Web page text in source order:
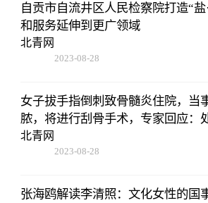
自贡市自流井区人民检察院打造“
和服务延伸到更广领域
北青网
2023-08-28
女子拔手指倒刺致骨髓炎住院，当
脓，将进行刮骨手术，专家回应：
肢风险
北青网
2023-08-28
张海鸥解读李清照：文化女性的国